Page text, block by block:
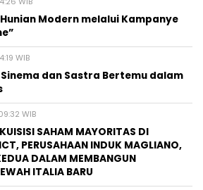
Modern melalui Kampanye
WIB
Sinema dan Sastra Bertemu dalam
WIB
SAHAM MAYORITAS DI
PERUSAHAAN INDUK MAGLIANO,
DALAM MEMBANGUN
ITALIA BARU